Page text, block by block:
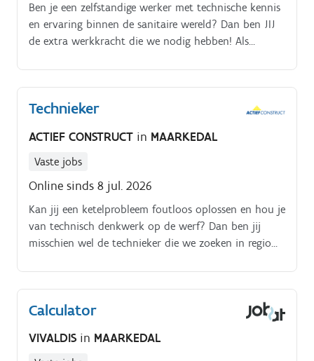
Ben je een zelfstandige werker met technische kennis
en ervaring binnen de sanitaire wereld? Dan ben JIJ
de extra werkkracht die we nodig hebben! Als
verwarmingsinstallatiesplaatsen en herstellen van
nieuwe en bestaande CV-
(toiletten, lavabo's, douches, radiatoren,)
Technieker
ACTIEF CONSTRUCT in MAARKEDAL
Vaste jobs
Online sinds 8 jul. 2026
Kan jij een ketelprobleem foutloos oplossen en hou je
van technisch denkwerk op de werf? Dan ben jij
misschien wel de technieker die we zoeken in regio
Calculator
VIVALDIS in MAARKEDAL